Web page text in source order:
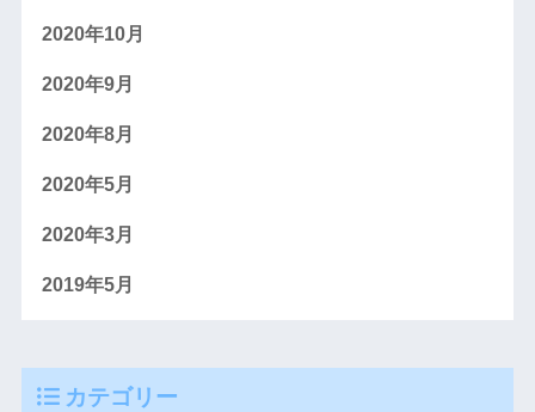
2020年10月
2020年9月
2020年8月
2020年5月
2020年3月
2019年5月
カテゴリー